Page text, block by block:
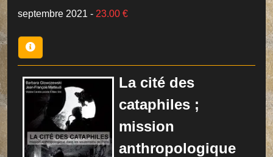
septembre 2021 - 23.00 €
La cité des
cataphiles ;
mission
anthropologique